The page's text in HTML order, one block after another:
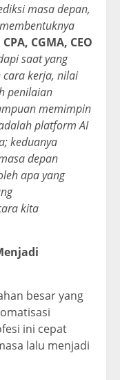
masa depan,
CGMA, CEO
saat yang
cara kerja, nilai
penilaian
memimpin
platform AI
keduanya
depan
apa yang
kita
besar yang
ini cepat
lalu menjadi